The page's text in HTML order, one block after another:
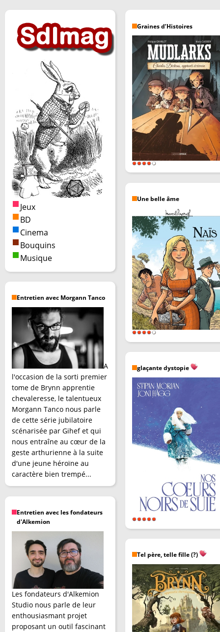
Jeux
BD
Cinema
Bouquins
Musique
Entretien avec Morgann Tanco
A
l'occasion de la sorti premier
tome de Brynn apprentie
chevaleresse, le talentueux
Morgann Tanco nous parle
de cette série jubilatoire
scénarisée par Gihef et qui
nous entraîne au cœur de la
geste arthurienne à la suite
d'une jeune héroïne au
caractère bien trempé...
Entretien avec les fondateurs
d'Alkemion
Les fondateurs d'Alkemion
Studio nous parle de leur
enthousiasmant projet
proposant un outil fascinant
Graines d’Histoires
Une belle âme
glaçante dystopie
Tel père, telle fille (?)